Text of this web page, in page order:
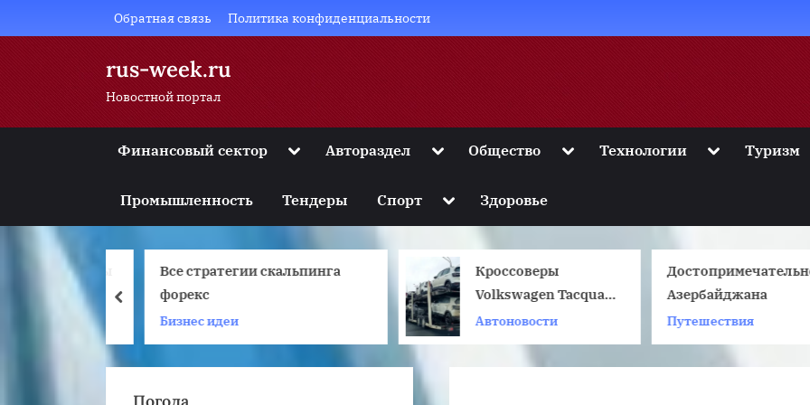
to
Обратная связь Политика конфиденциальности
rus-week.ru
Новостной портал
Финансовый сектор Toggle
menu
Toggle
menu
Toggle
sub-
Автораздел ToggleОбщество ToggleТехнологии ToggleТуризм
Промышленность Тендеры Спорт Toggle
menu
Здоровье
индикаторы
Все стратегии скальпинга
форекс
Бизнес идеи
Кроссоверы
Volkswagen Tacqua
завезли в Россию
Автоновости
Азербайджана
Путешествия
prev